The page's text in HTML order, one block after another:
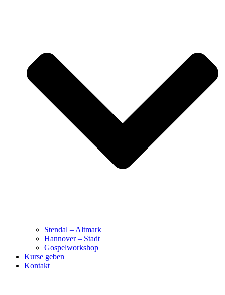
Stendal – Altmark
Hannover – Stadt
Gospelworkshop
Kurse geben
Kontakt